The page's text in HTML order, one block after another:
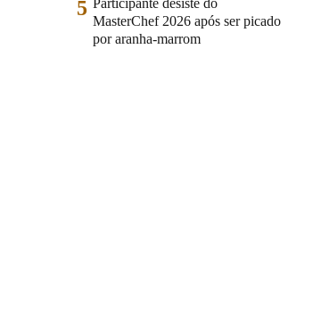
5 Participante desiste do
MasterChef 2026 após ser picado
por aranha-marrom